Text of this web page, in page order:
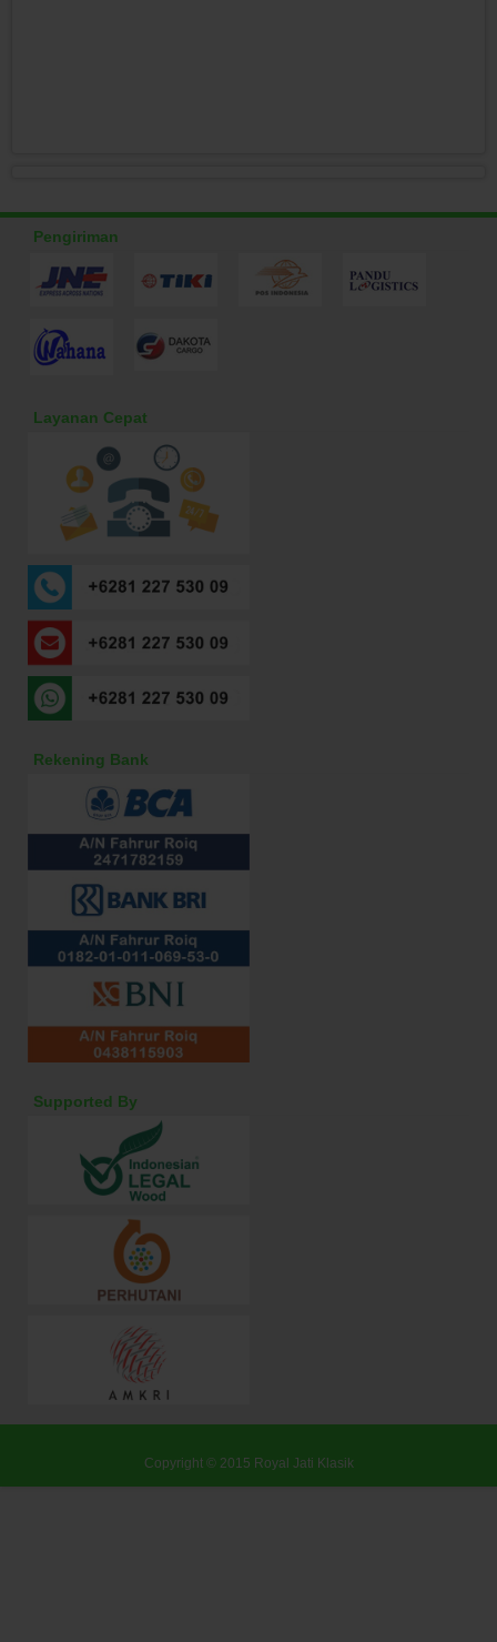
Pengiriman
Layanan Cepat
Rekening Bank
Supported By
Copyright © 2015 Royal Jati Klasik